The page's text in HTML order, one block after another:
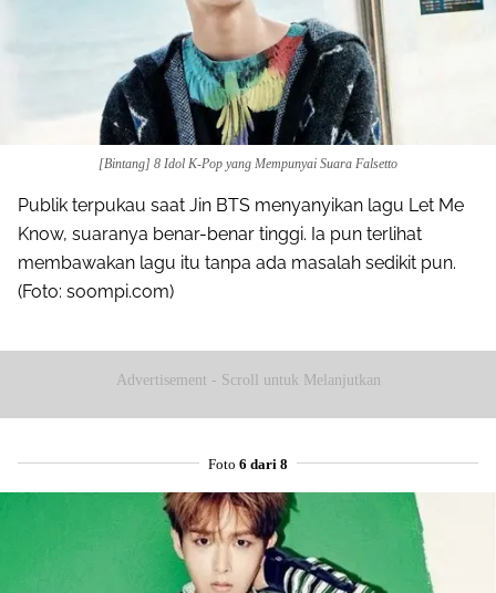
[Bintang] 8 Idol K-Pop yang Mempunyai Suara Falsetto
Publik terpukau saat Jin BTS menyanyikan lagu Let Me
Know, suaranya benar-benar tinggi. Ia pun terlihat
membawakan lagu itu tanpa ada masalah sedikit pun.
(Foto: soompi.com)
Advertisement - Scroll untuk Melanjutkan
Foto 6 dari 8
Share to others
Pinterest
Mail